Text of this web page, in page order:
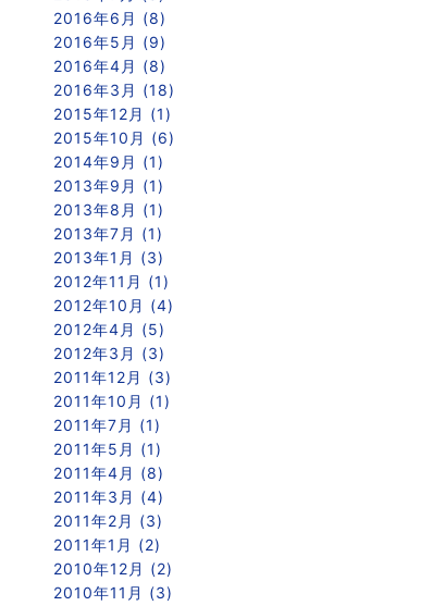
2016年6月 (8)
2016年5月 (9)
2016年4月 (8)
2016年3月 (18)
2015年12月 (1)
2015年10月 (6)
2014年9月 (1)
2013年9月 (1)
2013年8月 (1)
2013年7月 (1)
2013年1月 (3)
2012年11月 (1)
2012年10月 (4)
2012年4月 (5)
2012年3月 (3)
2011年12月 (3)
2011年10月 (1)
2011年7月 (1)
2011年5月 (1)
2011年4月 (8)
2011年3月 (4)
2011年2月 (3)
2011年1月 (2)
2010年12月 (2)
2010年11月 (3)